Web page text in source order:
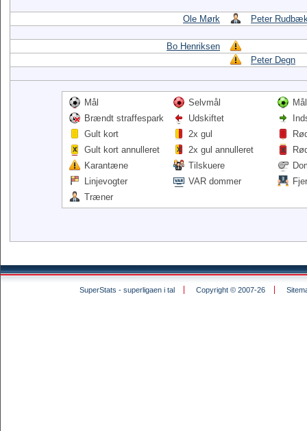
Ole Mørk Peter
Bo Henriksen
Peter Degn
Mål Selvmål
Brændt straffespark
Udskiftet
Gult kort
2x gul
Gult kort annulleret
2x gul annulleret
Karantæne
Tilskuere
Linjevogter
VAR dommer
Træner
SuperStats - superligaen i tal Copyright © 2007-26